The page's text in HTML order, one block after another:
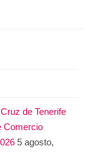
de Tenerife
Comercio
5 agosto,